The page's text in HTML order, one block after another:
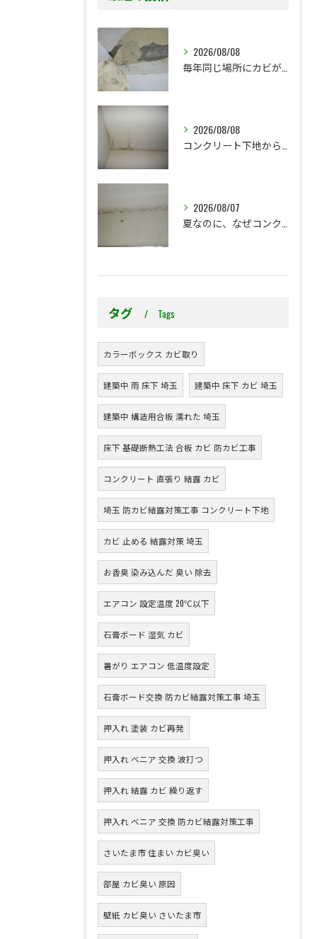
2026/08/08
毎年同じ場所にカビが出る理由をご存じですか？
2026/08/08
コンクリート下地からのカビ｜最初で止めるか？我慢して酷くなってから止めるか？
2026/08/07
夏なのに、なぜコンクリート直張り壁紙のカビ相談が増えるのでしょうか？
タグ Tags
カラーボックス カビ取り
建築中 雨 床下 埼玉 建築中 床下 カビ 埼玉
建築中 構造用合板 濡れた 埼玉
床下 基礎断熱工法 合板 カビ 防カビ工事
コンクリート 直張り 結露 カビ
埼玉 防カビ結露対策工事 コンクリート下地
カビ 止める 結露対策 埼玉
お香臭 染み込んだ 臭い 除去
エアコン 設定温度 20℃以下
石膏ボード 湿気 カビ
暑がり エアコン 低温度設定
石膏ボード交換 防カビ結露対策工事 埼玉
押入れ 塗装 カビ再発
押入れ ベニア 交換 波打つ
押入れ 結露 カビ 繰り返す
押入れ ベニア 交換 防カビ結露対策工事
さいたま市 住まい カビ臭い
部屋 カビ臭い 原因
壁紙 カビ臭い さいたま市